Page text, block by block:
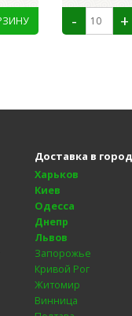
Доставка в
Харьков
Киев
Одесса
Днепр
Львов
Запорожье
Кривой Рог
Житомир
Винница